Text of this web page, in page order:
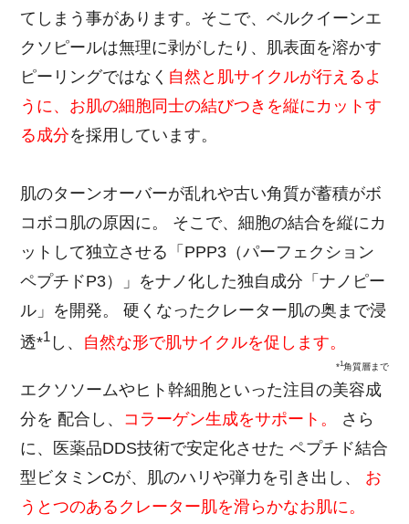
てしまう事があります。そこで、ベルクイーンエ
クソピールは無理に剥がしたり、肌表面を溶かす
ピーリングではなく 自然と肌サイクルが行えるよ
うに、お肌の細胞同士の結びつきを縦にカットす
る成分を採用しています。
肌のターンオーバーが乱れや古い角質が蓄積がボ
コボコ肌の原因に。 そこで、細胞の結合を縦にカ
ットして独立させる「PPP3（パーフェクション
ペプチドP3）」をナノ化した独自成分「ナノピー
ル」を開発。 硬くなったクレーター肌の奥まで浸
透*1 し、 自然な形で肌サイクルを促します。
*1角質層まで
エクソソームやヒト幹細胞といった注目の美容成
分を 配合し、 コラーゲン生成をサポート。
さら
に、医薬品DDS技術で安定化させた ペプチド結合
型ビタミンCが、肌のハリや弾力を引き出し、 お
うとつのあるクレーター肌を滑らかなお肌に。